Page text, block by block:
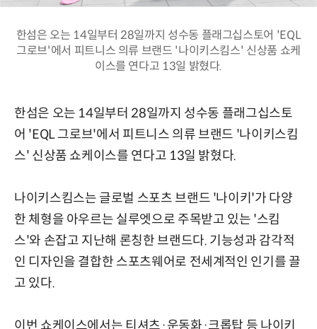
한섬은 오는 14일부터 28일까지 성수동 플래그십스토어 'EQL
그로브'에서 피트니스 의류 브랜드 '나이키스킴스' 신상품 쇼케
이스를 연다고 13일 밝혔다.
한섬은 오는 14일부터 28일까지 성수동 플래그십스토
어 'EQL 그로브'에서 피트니스 의류 브랜드 '나이키스킴
스' 신상품 쇼케이스를 연다고 13일 밝혔다.
나이키스킴스는 글로벌 스포츠 브랜드 '나이키'가 다양
한 체형을 아우르는 실루엣으로 주목받고 있는 '스킴
스'와 손잡고 지난해 론칭한 브랜드다. 기능성과 감각적
인 디자인을 결합한 스포츠웨어로 전세계적인 인기를 끌
고 있다.
이번 쇼케이스에서는 티셔츠·운동화·크롭탑 등 나이키